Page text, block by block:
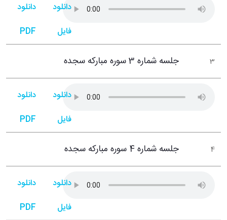
دانلود
فایل
دانلود
PDF
3 جلسه شماره 3 سوره مبارکه سجده
دانلود
فایل
دانلود
PDF
4 جلسه شماره 4 سوره مبارکه سجده
دانلود
فایل
دانلود
PDF